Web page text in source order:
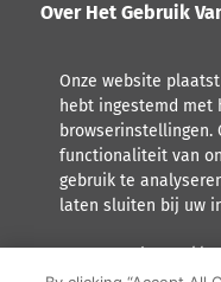
Over Het Gebruik
Onze website
hebt ingestemd met
browserinstellingen.
functionaliteit van
gebruik te
laten sluiten bij uw
Lees meer over hoe